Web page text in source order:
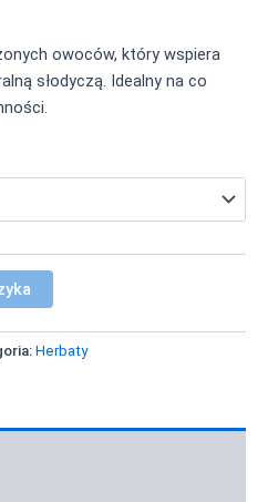
owoców, który wspiera
słodyczą. Idealny na co
Herbaty